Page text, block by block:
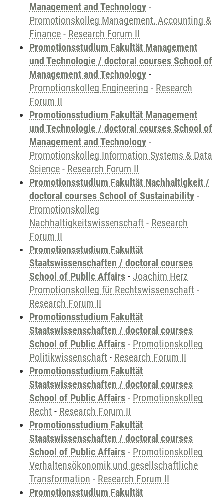
Management and Technology -
Promotionskolleg Management, Accounting &
Finance - Research Forum II
Promotionsstudium Fakultät Management
und Technologie / doctoral courses School of
Management and Technology -
Promotionskolleg Engineering - Research
Forum II
Promotionsstudium Fakultät Management
und Technologie / doctoral courses School of
Management and Technology -
Promotionskolleg Information Systems & Data
Science - Research Forum II
Promotionsstudium Fakultät Nachhaltigkeit /
doctoral courses School of Sustainability -
Promotionskolleg
Nachhaltigkeitswissenschaft - Research
Forum II
Promotionsstudium Fakultät
Staatswissenschaften / doctoral courses
School of Public Affairs - Joachim Herz
Promotionskolleg für Rechtswissenschaft -
Research Forum II
Promotionsstudium Fakultät
Staatswissenschaften / doctoral courses
School of Public Affairs - Promotionskolleg
Politikwissenschaft - Research Forum II
Promotionsstudium Fakultät
Staatswissenschaften / doctoral courses
School of Public Affairs - Promotionskolleg
Recht - Research Forum II
Promotionsstudium Fakultät
Staatswissenschaften / doctoral courses
School of Public Affairs - Promotionskolleg
Verhaltensökonomik und gesellschaftliche
Transformation - Research Forum II
Promotionsstudium Fakultät